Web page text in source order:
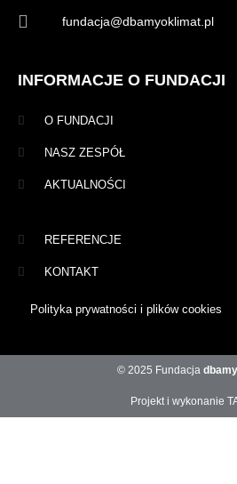
fundacja@dbamyoklimat.pl
INFORMACJE O FUNDACJI
O FUNDACJI
NASZ ZESPÓŁ
AKTUALNOŚCI
REFERENCJE
KONTAKT
Polityka prywatności i plików cookies
© 2025 Fundacja
Projekt i wykonanie